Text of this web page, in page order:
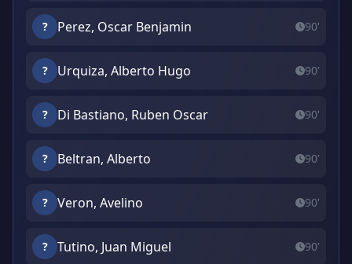
? Perez, Oscar Benjamin 90'
? Urquiza, Alberto Hugo 90'
? Di Bastiano, Ruben Oscar 90'
? Beltran, Alberto 90'
? Veron, Avelino 90'
? Tutino, Juan Miguel 90'